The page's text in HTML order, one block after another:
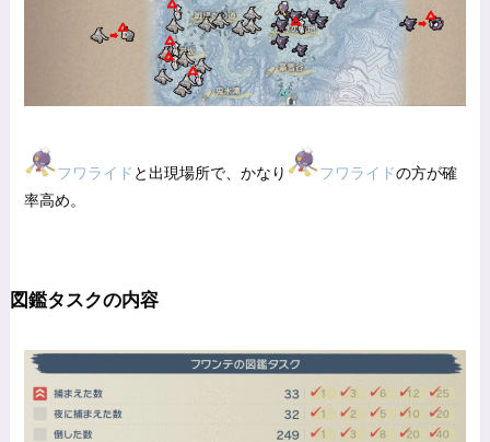
フワライド と出現場所で、かなり フワライドの方が確
率高め。
図鑑タスクの内容